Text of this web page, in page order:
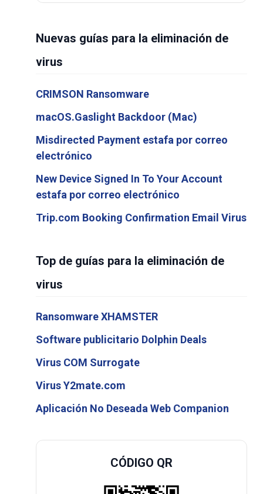
Nuevas guías para la eliminación de
virus
CRIMSON Ransomware
macOS.Gaslight Backdoor (Mac)
Misdirected Payment estafa por correo
electrónico
New Device Signed In To Your Account
estafa por correo electrónico
Trip.com Booking Confirmation Email Virus
Top de guías para la eliminación de
virus
Ransomware XHAMSTER
Software publicitario Dolphin Deals
Virus COM Surrogate
Virus Y2mate.com
Aplicación No Deseada Web Companion
CÓDIGO QR